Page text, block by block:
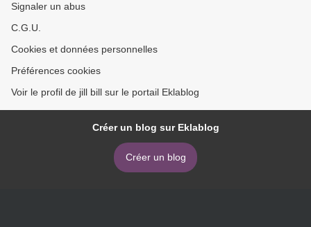
Signaler un abus
C.G.U.
Cookies et données personnelles
Préférences cookies
Voir le profil de jill bill sur le portail Eklablog
Créer un blog sur Eklablog
Créer un blog